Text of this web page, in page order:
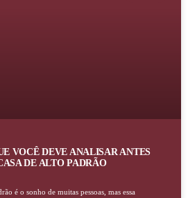
VOCÊ DEVE ANALISAR ANTES
DE ALTO PADRÃO
é o sonho de muitas pessoas, mas essa